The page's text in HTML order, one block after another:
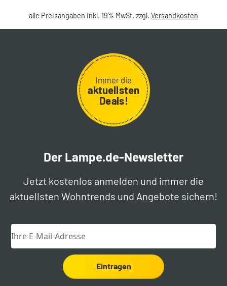
alle Preisangaben inkl. 19% MwSt. zzgl. Versandkosten
Immer die
aktuellsten
Deals!
Der Lampe.de-Newsletter
Jetzt kostenlos anmelden und immer die
aktuellsten Wohntrends und Angebote sichern!
Eintragen